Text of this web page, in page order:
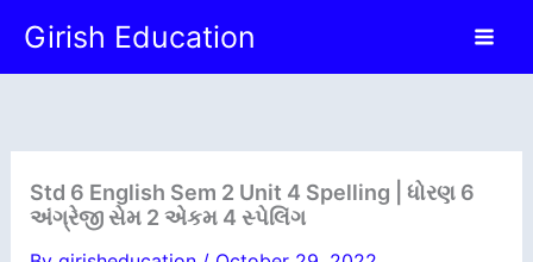
content
Girish Education
Std 6 English Sem 2 Unit 4 Spelling | ધોરણ 6
અંગ્રેજી સેમ 2 એકમ 4 સ્પેલિંગ